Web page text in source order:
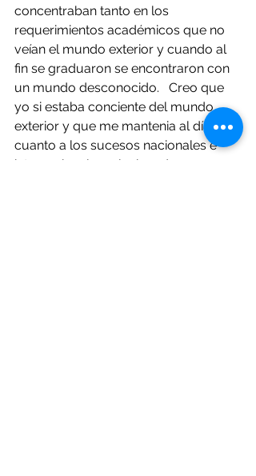
concentraban tanto en los
requerimientos académicos que no
veían el mundo exterior y cuando al
fin se graduaron se encontraron con
un mundo desconocido.   Creo que
yo si estaba conciente del mundo
exterior y que me mantenia al día en
cuanto a los sucesos nacionales e
internacionales relacionados con